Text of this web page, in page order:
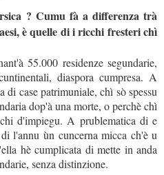
? Cumu fà a differenza trà
è quelle di i ricchi fresteri chì
55.000 residenze segundarie,
diaspora cumpresa. A
case patrimuniale, chì sò spessu
dop'à una morte, o perchè chì
d'impiegu. A prublematica di e
l'annu ùn cuncerna micca ch'è u
hè cumplicata di mette in anda
senza distinzione.